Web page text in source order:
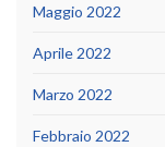
Maggio 2022
Aprile 2022
Marzo 2022
Febbraio 2022